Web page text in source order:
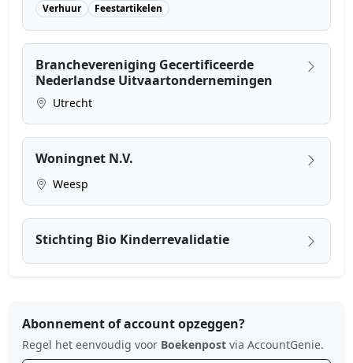
Verhuur Feestartikelen
Branchevereniging Gecertificeerde
Nederlandse Uitvaartondernemingen
Utrecht
Woningnet N.V.
Weesp
Stichting Bio Kinderrevalidatie
Abonnement of account opzeggen?
Regel het eenvoudig voor Boekenpost via AccountGenie.